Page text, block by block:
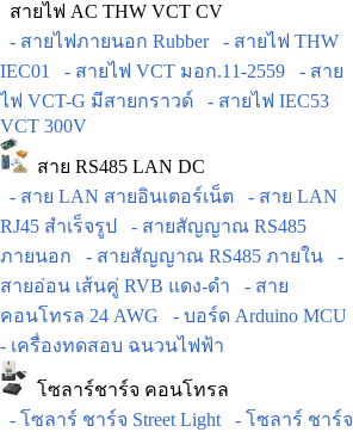
สายไฟ AC THW VCT CV
- สายไฟภายนอก Rubber
- สายไฟ THW
IEC01
- สายไฟ VCT มอก.11-2559
- สาย
ไฟ VCT-G มีสายกราวด์
- สายไฟ IEC53
VCT 300V
สาย RS485 LAN DC
- สาย LAN สายอินเตอร์เน็ต
- สาย LAN
RJ45 สำเร็จรูป
- สายสัญญาณ RS485
ภายนอก
- สายสัญญาณ RS485 ภายใน
-
สายอ่อน เส้นคู่ RVB แดง-ดำ
- สาย
คอนโทรล 24 AWG
- บอร์ด Arduino MCU
- เครื่องทดสอบ ฉนวนไฟฟ้า
โซลาร์ชาร์จ คอนโทรล
- โซลาร์ ชาร์จ Street Light
- โซลาร์ ชาร์จ